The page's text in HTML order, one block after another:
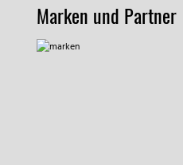
Marken und Partner